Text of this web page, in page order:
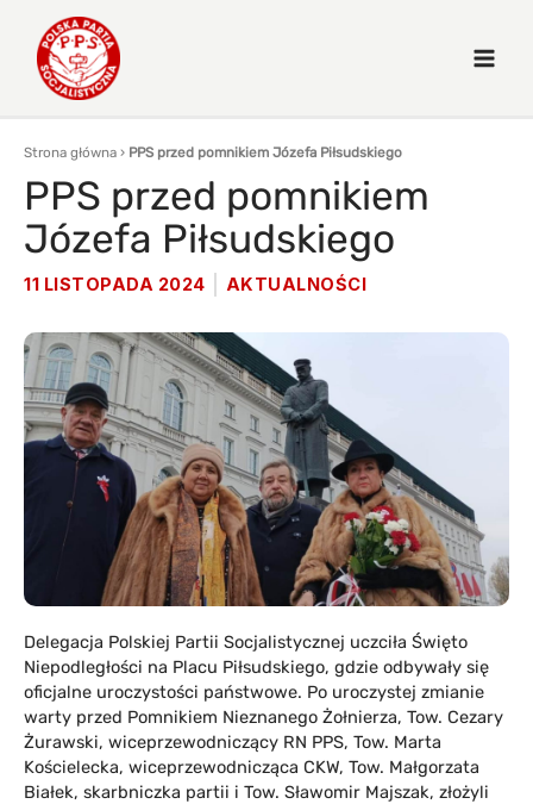
Strona główna › PPS przed pomnikiem Józefa Piłsudskiego
PPS przed pomnikiem
Józefa Piłsudskiego
11 LISTOPADA 2024 AKTUALNOŚCI
Delegacja Polskiej Partii Socjalistycznej uczciła Święto
Niepodległości na Placu Piłsudskiego, gdzie odbywały się
oficjalne uroczystości państwowe. Po uroczystej zmianie
warty przed Pomnikiem Nieznanego Żołnierza, Tow. Cezary
Żurawski, wiceprzewodniczący RN PPS, Tow. Marta
Kościelecka, wiceprzewodnicząca CKW, Tow. Małgorzata
Białek, skarbniczka partii i Tow. Sławomir Majszak, złożyli